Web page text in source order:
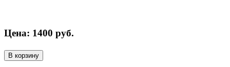
Цена: 1400 руб.
В корзину